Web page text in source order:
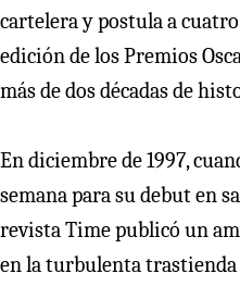
cartelera y postula a
edición de los Premios
más de dos décadas de
En diciembre de 1997,
semana para su debut en
revista Time publicó un
en la turbulenta trastienda